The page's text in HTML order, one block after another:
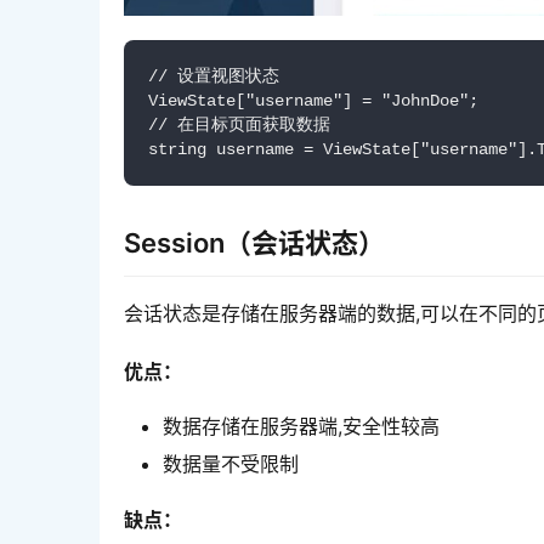
// 设置视图状态
ViewState["username"] = "JohnDoe";
// 在目标页面获取数据
string username =
Session（会话状态）
会话状态是存储在服务器端的数据,可以在不同的
优点：
数据存储在服务器端,安全性较高
数据量不受限制
缺点：